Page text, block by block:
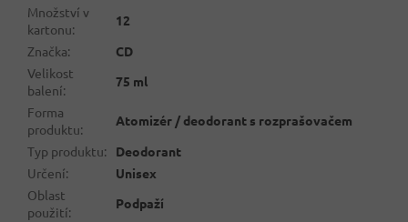
Množství v
kartonu:
12
Značka:
CD
Velikost
balení:
75 ml
Forma
produktu:
Atomizér / deodorant s rozprašovačem
Typ produktu:
Deodorant
Určení:
Unisex
Oblast
použití:
Podpaží